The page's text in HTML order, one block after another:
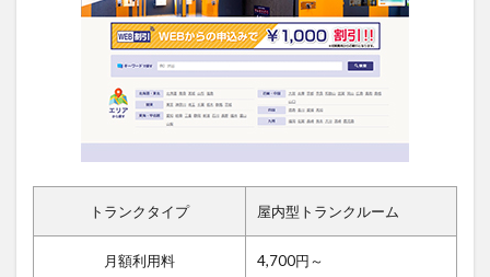
トランクタイプ 屋内型トランクルーム
月額利用料 4,700円～